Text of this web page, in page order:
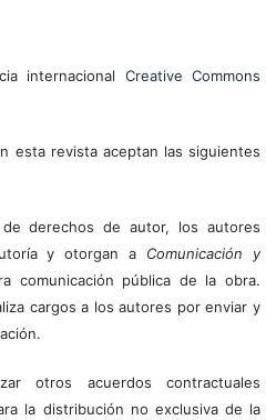
internacional Creative Commons
esta revista aceptan las siguientes
derechos de autor, los autores
y otorgan a Comunicación y
comunicación pública de la obra.
cargos a los autores por enviar y
otros acuerdos contractuales
la distribución no exclusiva de la